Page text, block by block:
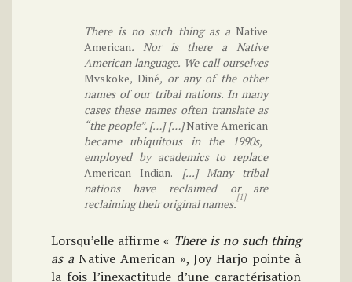
There is no such thing as aNative
American. Nor is there a Native
American language. We call ourselves
Mvskoke, Diné, or any of the other
names of our tribal nations. In many
cases these names often translate as
“the people”. […] […]Native American
became ubiquitous in the 1990s,
employed by academics to replace
American Indian. [...] Many tribal
nations have reclaimed or are
reclaiming their original names.[1]
Lorsqu’elle affirme « There is no such thing
as a Native American », Joy Harjo pointe à
la fois l’inexactitude d’une caractérisation